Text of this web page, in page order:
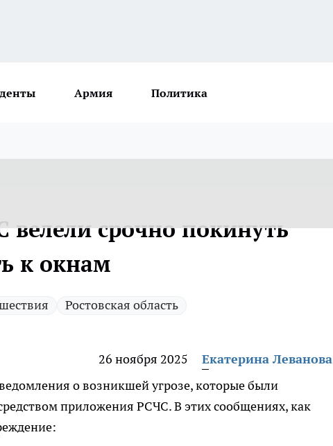
Армия Политика
срочно покинуть
к окнам
Ростовская область
26 ноября 2025
Екатерина Леванова
о возникшей угрозе, которые были
приложения РСЧС. В этих сообщениях, как